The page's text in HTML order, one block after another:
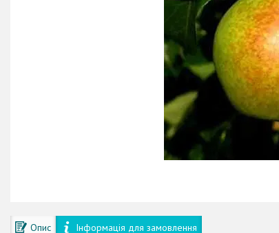
Опис Інформація для замовлення